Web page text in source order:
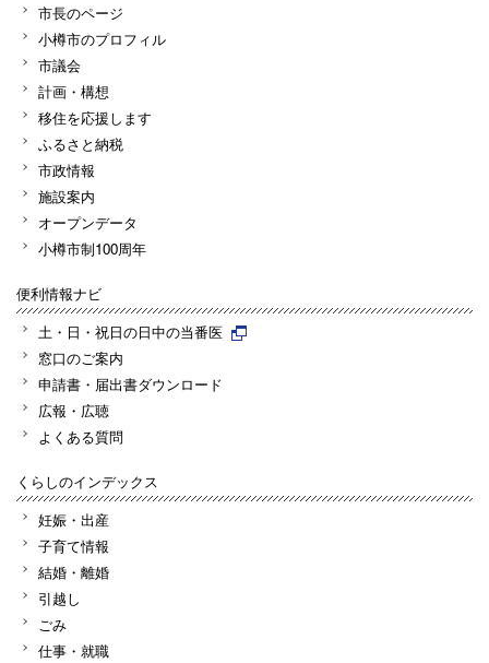
市長のページ
小樽市のプロフィル
市議会
計画・構想
移住を応援します
ふるさと納税
市政情報
施設案内
オープンデータ
小樽市制100周年
便利情報ナビ
土・日・祝日の日中の当番医
窓口のご案内
申請書・届出書ダウンロード
広報・広聴
よくある質問
くらしのインデックス
妊娠・出産
子育て情報
結婚・離婚
引越し
ごみ
仕事・就職